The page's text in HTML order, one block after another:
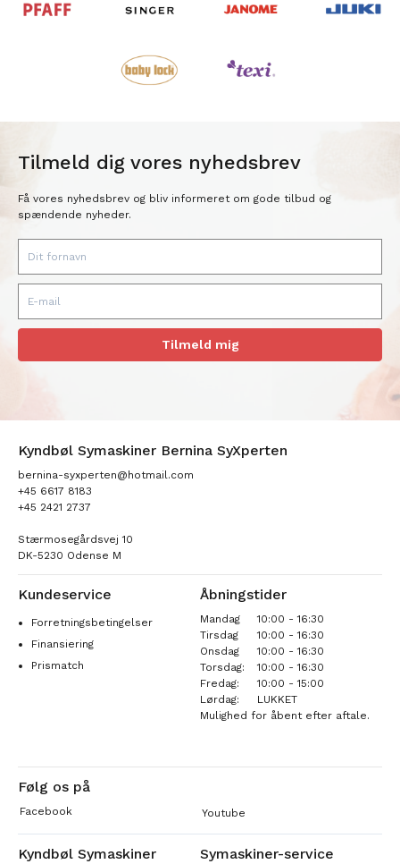
Tilmeld dig vores nyhedsbrev
Få vores nyhedsbrev og bliv informeret om gode tilbud og
spændende nyheder.
Tilmeld mig
Kyndbøl Symaskiner Bernina SyXperten
bernina-syxperten@hotmail.com
+45 6617 8183
+45 2421 2737
Stærmosegårdsvej 10
DK-5230 Odense M
Kundeservice
Forretningsbetingelser
Finansiering
Prismatch
Åbningstider
Mandag
10:00 - 16:30
Tirsdag
10:00 - 16:30
Onsdag
10:00 - 16:30
Torsdag:
10:00 - 16:30
Fredag:
10:00 - 15:00
Lørdag:
LUKKET
Mulighed for åbent efter aftale.
Følg os på
Facebook Youtube
Kyndbøl Symaskiner Symaskiner-service